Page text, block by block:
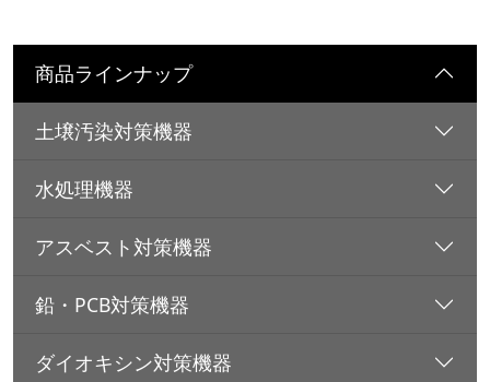
商品ラインナップ
土壌汚染対策機器
水処理機器
アスベスト対策機器
鉛・PCB対策機器
ダイオキシン対策機器